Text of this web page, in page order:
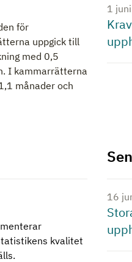
för
uppgick till
med 0,5
I kammarrätterna
månader och
1
kvalitet
16